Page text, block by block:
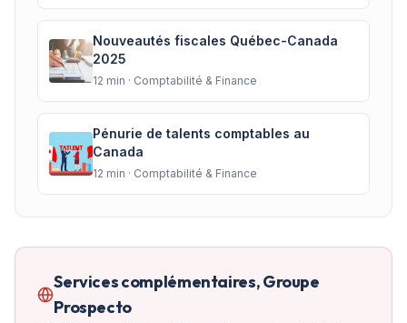
Nouveautés fiscales Québec-Canada
2025
12 min · Comptabilité & Finance
Pénurie de talents comptables au
Canada
12 min · Comptabilité & Finance
Services complémentaires, Groupe
Prospecto